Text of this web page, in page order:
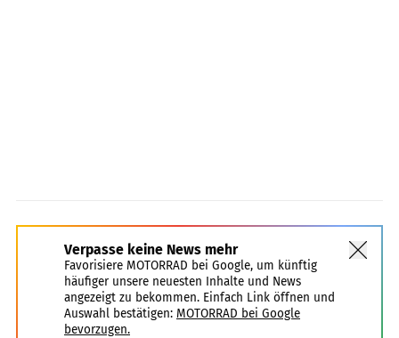
Verpasse keine News mehr
Favorisiere MOTORRAD bei Google, um künftig
häufiger unsere neuesten Inhalte und News
angezeigt zu bekommen. Einfach Link öffnen und
Auswahl bestätigen: MOTORRAD bei Google
bevorzugen.